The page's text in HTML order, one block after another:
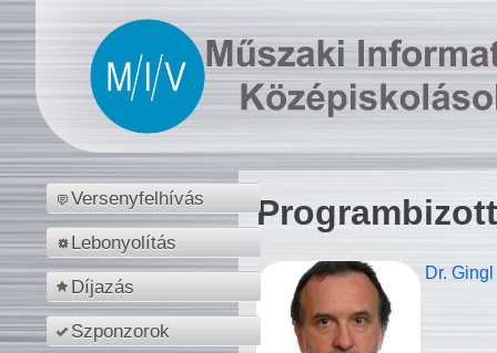
Versenyfelhívás
Lebonyolítás
Díjazás
Szponzorok
Dr.